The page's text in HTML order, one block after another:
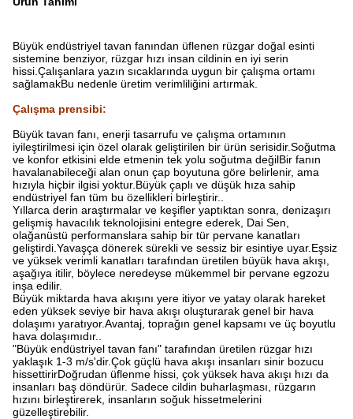
Büyük endüstriyel tavan fanından üflenen rüzgar doğal esinti
sistemine benziyor, rüzgar hızı insan cildinin en iyi serin
hissi.Çalışanlara yazın sıcaklarında uygun bir çalışma ortamı
sağlamakBu nedenle üretim verimliliğini artırmak.
Çalışma prensibi:
Büyük tavan fanı, enerji tasarrufu ve çalışma ortamının
iyileştirilmesi için özel olarak geliştirilen bir ürün serisidir.Soğutma
ve konfor etkisini elde etmenin tek yolu soğutma değilBir fanın
havalanabileceği alan onun çap boyutuna göre belirlenir, ama
hızıyla hiçbir ilgisi yoktur.Büyük çaplı ve düşük hıza sahip
endüstriyel fan tüm bu özellikleri birleştirir..
Yıllarca derin araştırmalar ve keşifler yaptıktan sonra, denizaşırı
gelişmiş havacılık teknolojisini entegre ederek, Dai Sen,
olağanüstü performanslara sahip bir tür pervane kanatları
geliştirdi.Yavaşça dönerek sürekli ve sessiz bir esintiye uyar.Eşsiz
ve yüksek verimli kanatları tarafından üretilen büyük hava akışı,
aşağıya itilir, böylece neredeyse mükemmel bir pervane egzozu
inşa edilir.
Büyük miktarda hava akışını yere itiyor ve yatay olarak hareket
eden yüksek seviye bir hava akışı oluşturarak genel bir hava
dolaşımı yaratıyor.Avantaj, toprağın genel kapsamı ve üç boyutlu
hava dolaşımıdır..
"Büyük endüstriyel tavan fanı" tarafından üretilen rüzgar hızı
yaklaşık 1-3 m/s'dir.Çok güçlü hava akışı insanları sinir bozucu
hissettirirDoğrudan üflenme hissi, çok yüksek hava akışı hızı da
insanları baş döndürür. Sadece cildin buharlaşması, rüzgarın
hızını birleştirerek, insanların soğuk hissetmelerini
güzelleştirebilir.